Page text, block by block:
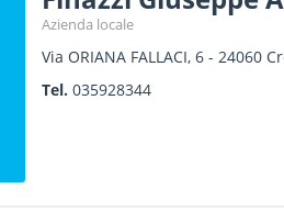
Azienda locale
Via ORIANA FALLACI, 6- 24060
Tel. 035928344